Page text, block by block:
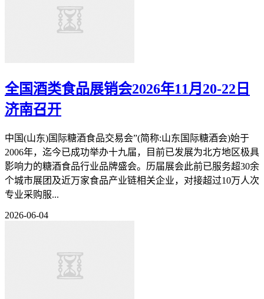
全国酒类食品展销会2026年11月20-22日
济南召开
中国(山东)国际糖酒食品交易会”(简称:山东国际糖酒会)始于
2006年，迄今已成功举办十九届，目前已发展为北方地区极具
影响力的糖酒食品行业品牌盛会。历届展会此前已服务超30余
个城市展团及近万家食品产业链相关企业，对接超过10万人次
专业采购服...
2026-06-04